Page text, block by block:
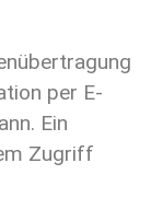
per E-
Ein
Zugriff